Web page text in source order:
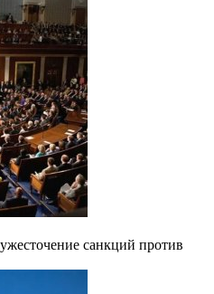
санкций против